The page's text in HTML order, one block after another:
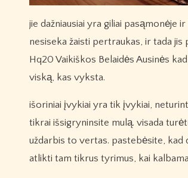
jie dažniausiai yra giliai pasąmonėje
nesiseka žaisti pertraukas, ir tada
Hq20 Vaikiškos Belaidės Ausinės
viską, kas vyksta.
išoriniai įvykiai yra tik įvykiai,
tikrai išsigryninsite mulą. visada
uždarbis to vertas. pastebėsite, kad
atlikti tam tikrus tyrimus, kai